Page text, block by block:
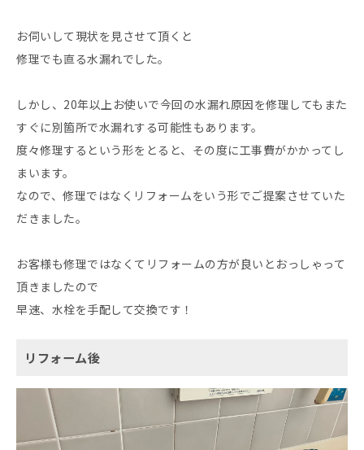
お伺いして現状を見させて頂くと
修理でも直る水漏れでした。
しかし、20年以上お使いで今回の水漏れ原因を修理してもまた
すぐに別箇所で水漏れする可能性もあります。
度々修理するという形をとると、その度に工事費がかかってし
まいます。
なので、修理ではなくリフォームをいう形でご提案させていた
だきました。
お客様も修理ではなくてリフォームの方が良いとおっしゃって
頂きましたので
早速、水栓を手配して交換です！
リフォーム後